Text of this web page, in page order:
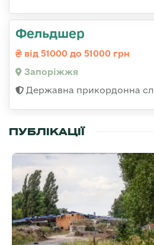
Фельдшер
від 51000 до 51000 грн
Запоріжжя
Державна прикордонна
ПУБЛІКАЦІЇ